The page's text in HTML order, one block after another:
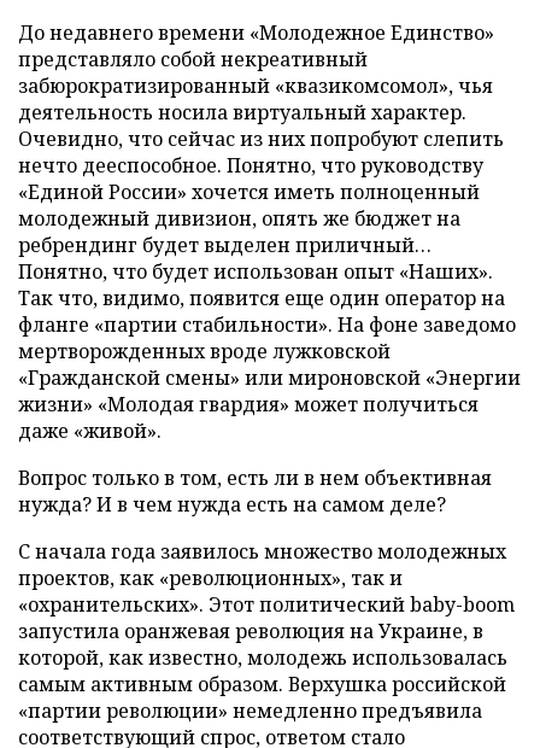
До недавнего времени «Молодежное Единство»
представляло собой некреативный
забюрократизированный «квазикомсомол», чья
деятельность носила виртуальный характер.
Очевидно, что сейчас из них попробуют слепить
нечто дееспособное. Понятно, что руководству
«Единой России» хочется иметь полноценный
молодежный дивизион, опять же бюджет на
ребрендинг будет выделен приличный…
Понятно, что будет использован опыт «Наших».
Так что, видимо, появится еще один оператор на
фланге «партии стабильности». На фоне заведомо
мертворожденных вроде лужковской
«Гражданской смены» или мироновской «Энергии
жизни» «Молодая гвардия» может получиться
даже «живой».
Вопрос только в том, есть ли в нем объективная
нужда? И в чем нужда есть на самом деле?
С начала года заявилось множество молодежных
проектов, как «революционных», так и
«охранительских». Этот политический baby-boom
запустила оранжевая революция на Украине, в
которой, как известно, молодежь использовалась
самым активным образом. Верхушка российской
«партии революции» немедленно предъявила
соответствующий спрос, ответом стало